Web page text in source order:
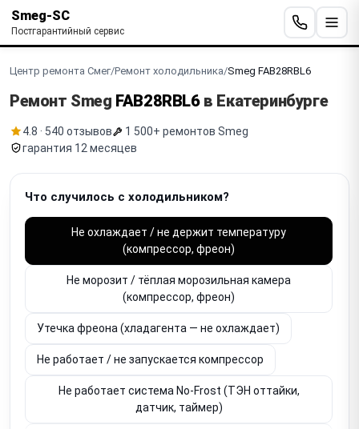
Smeg-SC
Постгарантийный сервис
Центр ремонта Смег/Ремонт холодильника/Smeg FAB28RBL6
Ремонт Smeg FAB28RBL6в Екатеринбурге
4.8 · 540 отзывов
1 500+ ремонтов Smeg
гарантия 12 месяцев
Что случилось с холодильником?
Не охлаждает / не держит температуру
(компрессор, фреон)
Не морозит / тёплая морозильная камера
(компрессор, фреон)
Утечка фреона (хладагента — не охлаждает)
Не работает / не запускается компрессор
Не работает система No-Frost (ТЭН оттайки,
датчик, таймер)